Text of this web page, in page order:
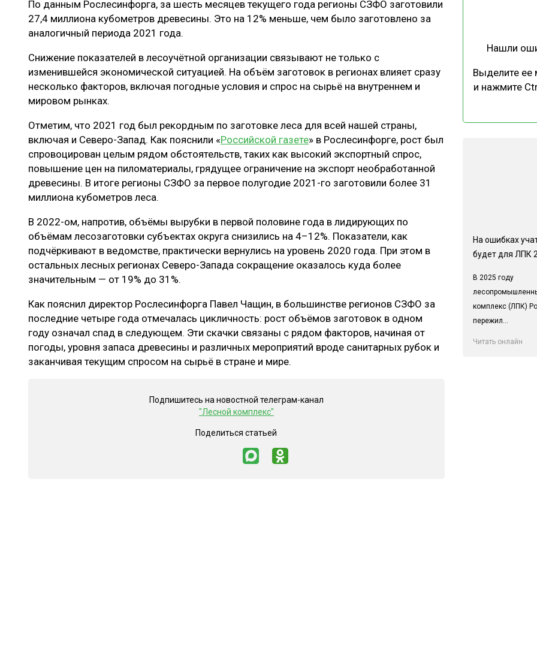
ЛЕСОВОССТАНОВЛЕНИЕ И ЗАЩИТА
ЛОГИСТИКА
ЦБП
СУШКА ДРЕВЕСИНЫ РЫНОК
ОТРАСЛЕВАЯ ДИСКУССИЯ
ЭКСПЕРТНОЕ МНЕНИЕ
КАЛЕНДАРЬ ВЫСТАВОК
По данным Рослесинфорга, за шесть месяцев текущего года регионы СЗФО заготовили
27,4 миллиона кубометров древесины. Это на 12% меньше, чем было заготовлено за
аналогичный периода 2021 года.
Снижение показателей в лесоучётной организации связывают не только с
изменившейся экономической ситуацией. На объём заготовок в регионах влияет сразу
несколько факторов, включая погодные условия и спрос на сырьё на внутреннем и
мировом рынках.
Отметим, что 2021 год был рекордным по заготовке леса для всей нашей страны,
включая и Северо-Запад. Как пояснили «Российской газете» в Рослесинфорге, рост был
спровоцирован целым рядом обстоятельств, таких как высокий экспортный спрос,
повышение цен на пиломатериалы, грядущее ограничение на экспорт необработанной
древесины. В итоге регионы СЗФО за первое полугодие 2021-го заготовили более 31
миллиона кубометров леса.
В 2022-ом, напротив, объёмы вырубки в первой половине года в лидирующих по
объёмам лесозаготовки субъектах округа снизились на 4–12%. Показатели, как
подчёркивают в ведомстве, практически вернулись на уровень 2020 года. При этом в
остальных лесных регионах Северо-Запада сокращение оказалось куда более
значительным — от 19% до 31%.
Как пояснил директор Рослесинфорга Павел Чащин, в большинстве регионов СЗФО за
последние четыре года отмечалась цикличность: рост объёмов заготовок в одном
году означал спад в следующем. Эти скачки связаны с рядом факторов, начиная от
погоды, уровня запаса древесины и различных мероприятий вроде санитарных рубок и
заканчивая текущим спросом на сырьё в стране и мире.
Подпишитесь на новостной телеграм-канал
"Лесной комплекс"
Поделиться статьей
Нашли
Выделите
и нажмите
На ошибках
будет для ЛПК
В 2025 году
комплекс (ЛПК)
пережил...
Читать онлайн